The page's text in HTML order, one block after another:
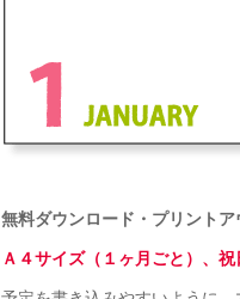
無料ダウンロード・プリント
Ａ４サイズ（１ヶ月ごと）、